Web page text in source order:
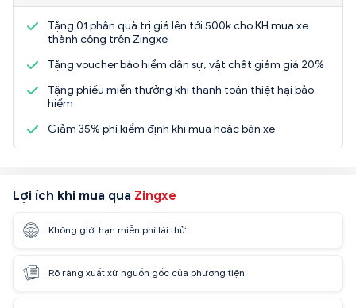
Tặng 01 phần quà trị giá lên tới 500k cho KH mua xe
thành công trên Zingxe
Tặng voucher bảo hiểm dân sự, vật chất giảm giá 20%
Tặng phiếu miễn thưởng khi thanh toán thiệt hại bảo
hiểm
Giảm 35% phí kiểm định khi mua hoặc bán xe
Lợi ích khi mua qua Zingxe
Không giới hạn miễn phí lái thử
Rõ ràng xuất xứ nguồn gốc của phương tiện